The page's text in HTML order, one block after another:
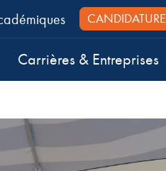
CANDIDATURE
Carrières & Entreprises